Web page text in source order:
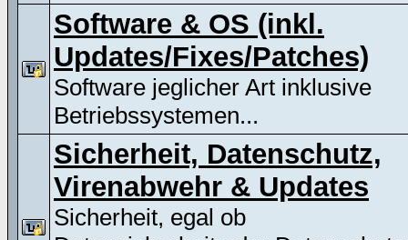
Software & OS (inkl.
Updates/Fixes/Patches)
Software jeglicher Art inklusive
Betriebssystemen...
Sicherheit, Datenschutz,
Virenabwehr & Updates
Sicherheit, egal ob